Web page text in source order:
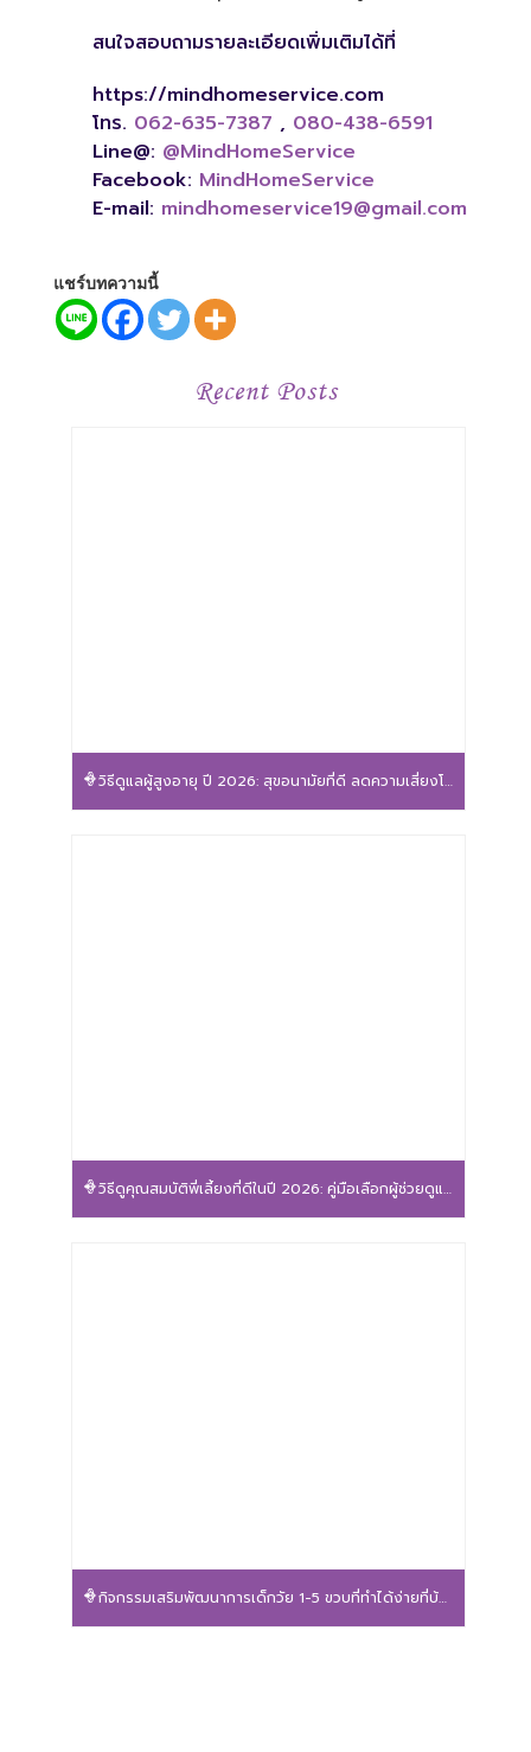
สนใจสอบถามรายละเอียดเพิ่มเติมได้ที่
https://mindhomeservice.com
โทร. 062-635-7387 , 080-438-6591
Line@: @MindHomeService
Facebook: MindHomeService
E-mail: mindhomeservice19@gmail.com
แชร์บทความนี้
Recent Posts
วิธีดูแลผู้สูงอายุ ปี 2026: สุขอนามัยที่ดี ลดความเสี่ยงโรค
วิธีดูคุณสมบัติพี่เลี้ยงที่ดีในปี 2026: คู่มือเลือกผู้ช่วยดูแลลูกน้อยให้ปลอดภัยและอุ่นใจ
กิจกรรมเสริมพัฒนาการเด็กวัย 1-5 ขวบที่ทำได้ง่ายที่บ้าน